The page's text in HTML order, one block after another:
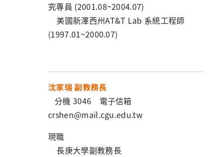
究專員 (2001.08~2004.07)
美國新澤西州AT&T Lab 系統工程師
(1997.01~2000.07)
沈家瑞 副教務長
分機 3046 電子信箱
crshen@mail.cgu.edu.tw
現職
長庚大學副教務長